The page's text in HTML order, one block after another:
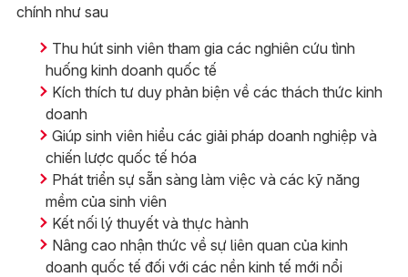
chính như sau
Thu hút sinh viên tham gia các nghiên cứu tình
huống kinh doanh quốc tế​
Kích thích tư duy phản biện về các thách thức kinh
doanh​
Giúp sinh viên hiểu các giải pháp doanh nghiệp và
chiến lược quốc tế hóa​
Phát triển sự sẵn sàng làm việc và các kỹ năng
mềm của sinh viên​
Kết nối lý thuyết và thực hành​
Nâng cao nhận thức về sự liên quan của kinh
doanh quốc tế đối với các nền kinh tế mới nổi​